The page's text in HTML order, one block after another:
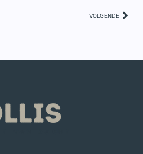
VOLGENDE